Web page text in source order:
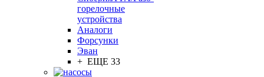
горелочные
устройства
Aналоги
Форсунки
Эван
+ ЕЩЕ 33